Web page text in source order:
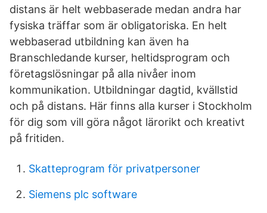
distans är helt webbaserade medan andra har
fysiska träffar som är obligatoriska. En helt
webbaserad utbildning kan även ha
Branschledande kurser, heltidsprogram och
företagslösningar på alla nivåer inom
kommunikation. Utbildningar dagtid, kvällstid
och på distans. Här finns alla kurser i Stockholm
för dig som vill göra något lärorikt och kreativt
på fritiden.
Skatteprogram för privatpersoner
Siemens plc software